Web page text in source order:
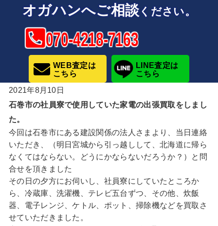
オガハンへご相談 ください。
070-4218-7163
WEB査定は
こちら
LINE査定は
こちら
2021年8月10日
石巻市の社員寮で使用していた家電の出張買取をしまし
た。
今回は石巻市にある建設関係の法人さまより、当日連絡
いただき、（明日宮城から引っ越しして、北海道に帰ら
なくてはならない。どうにかならないだろうか？）と問
合せを頂きました
その日の夕方にお伺いし、社員寮にしていたところか
ら、冷蔵庫、洗濯機、テレビ五台ずつ、その他、炊飯
器、電子レンジ、ケトル、ポット、掃除機などを買取さ
せていただきました。